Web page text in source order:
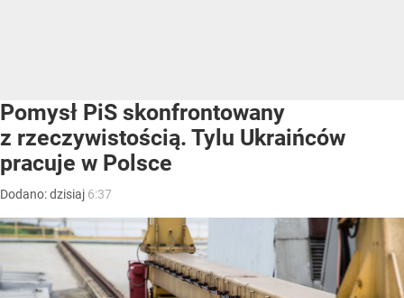
Pomysł PiS skonfrontowany
z rzeczywistością. Tylu Ukraińców
pracuje w Polsce
Dodano:dzisiaj 6:37